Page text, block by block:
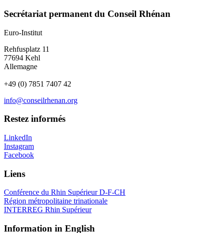
Secrétariat permanent du Conseil Rhénan
Euro-Institut
Rehfusplatz 11
77694 Kehl
Allemagne
+49 (0) 7851 7407 42
info@conseilrhenan.org
Restez informés
LinkedIn
Instagram
Facebook
Liens
Conférence du Rhin Supérieur D-F-CH
Région métropolitaine trinationale
INTERREG Rhin Supérieur
Information in English